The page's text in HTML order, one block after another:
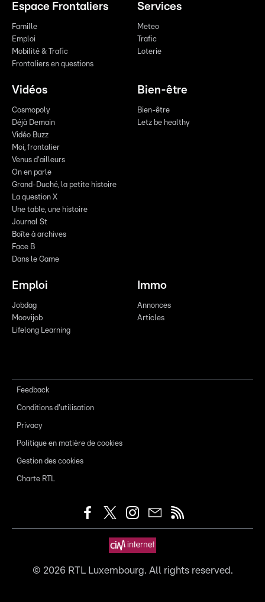
Espace Frontaliers
Famille
Emploi
Mobilité & Trafic
Frontaliers en questions
Services
Meteo
Trafic
Loterie
Vidéos
Cosmopoly
Déjà Demain
Vidéo Buzz
Moi, frontalier
Venus d'ailleurs
On en parle
Grand-Duché, la petite histoire
La question X
Une table, une histoire
Journal St
Boîte à archives
Face B
Dans le Game
Bien-être
Bien-être
Letz be healthy
Emploi
Jobdag
Moovijob
Lifelong Learning
Immo
Annonces
Articles
Feedback
Conditions d'utilisation
Privacy
Politique en matière de cookies
Gestion des cookies
Charte RTL
© 2026RTL Luxembourg. All rights reserved.